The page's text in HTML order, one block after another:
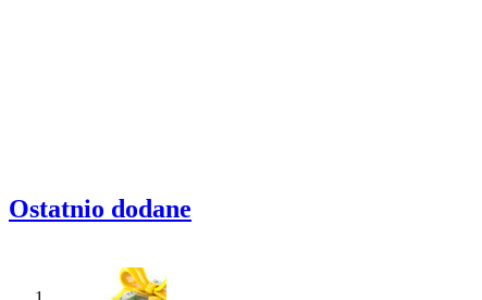
Ostatnio dodane